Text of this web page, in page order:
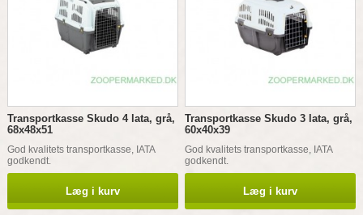
Transportkasse Skudo 4 lata, grå,
68x48x51
God kvalitets transportkasse, IATA
godkendt.
Læg i kurv
Transportkasse Skudo 3 lata, grå,
60x40x39
God kvalitets transportkasse, IATA
godkendt.
Læg i kurv